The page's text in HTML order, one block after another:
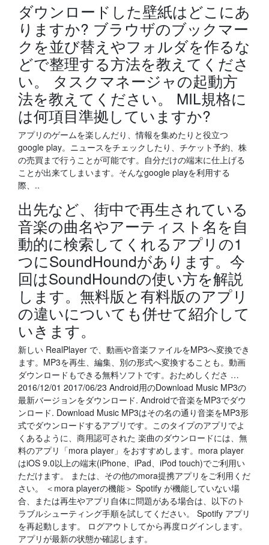
ダウンロードした壁紙はどこにあ
りますか? ブラウザのブックマー
クを並び替えやフォルダを作るな
どで整理する方法を教えてくださ
い。 タスクマネージャの起動方
法を教えてください。 MIL規格に
は何項目準拠していますか?
アプリのゲームを楽しんだり、情報を集めたりと役立つ
google play。ニュースをチェックしたり、チケット予約、株
の売買まで行うことが可能です。自分だけの端末に仕上げる
ことが出来てしまいます。そんなgoogle playを利用する
際、..
出先など、街中で再生されている
音楽の曲名やアーティスト名を自
動的に検索してくれるアプリの1
つにSoundHoundがあります。今
回はSoundHoundの使い方を解説
します。無料版と有料版のアプリ
の違いについても併せて紹介して
いきます。
新しい RealPlayer で、動画や音楽ファイルをMP3へ変換でき
ます。MP3を再生、編集、別の形式へ変換することも。動画
ダウンロードもできる無料ソフトです。おためしくださ …
2016/12/01 2017/06/23 Android用のDownload Music MP3の
最新バージョンをダウンロード. Androidで音楽をMP3でダウ
ンロード. Download Music MP3はその名の通り音楽をMP3形
式でダウンロードするアプリです。このタイプのアプリでよ
くあるように、商用認可された 楽曲のダウンロードには、無
料のアプリ「mora player」をおすすめします。mora player
はiOS 9.0以上の端末(iPhone、iPad、iPod touch)でご利用い
ただけます。 または、その他のmora提携アプリをご利用くだ
さい。 ＜mora playerの機能＞ Spotify が機能していない場
合、または再生やアプリ自体に問題がある場合は、以下のト
ラブルシューティング手順を試してください。 Spotify アプリ
を再起動します。 ログアウトしてから再度ログインします。
アプリが最新の状態か確認します。